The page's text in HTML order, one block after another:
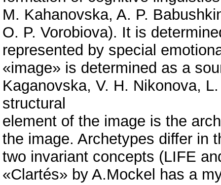
M. Kahanovska, A. P.
O. P. Vorobiova). It is
represented by special
«image» is determined as a
Kaganovska, V. H. Nikonova,
structural
element of the image is the
the image. Archetypes differ in
two invariant concepts (LIFE
«Clartés» by A.Mockel has a